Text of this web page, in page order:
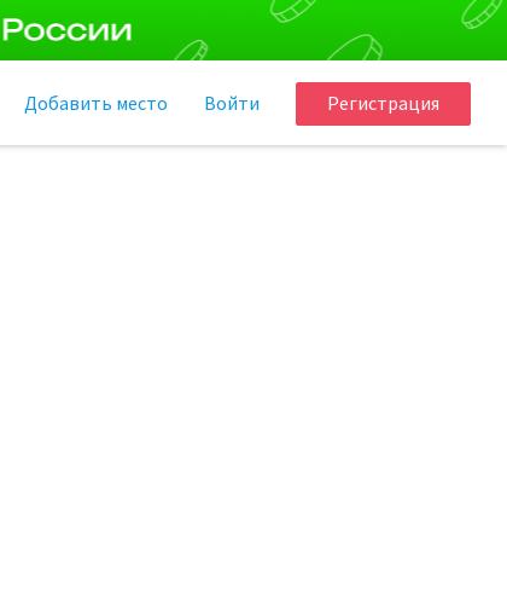
Регистрация
Войти
Добавить место